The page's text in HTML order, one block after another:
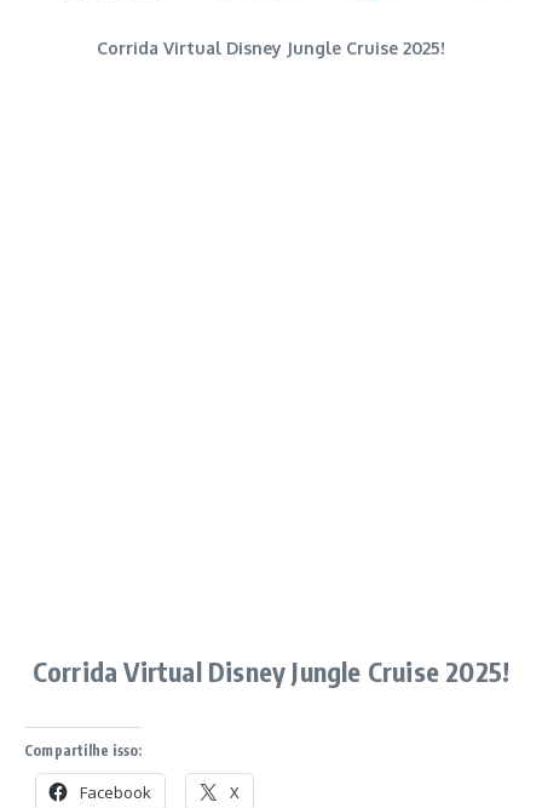
Corrida Virtual Disney Jungle Cruise 2025!
Corrida Virtual Disney Jungle Cruise 2025!
Compartilhe isso:
Facebook X